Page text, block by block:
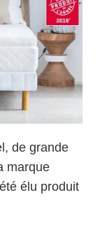
de grande
marque
élu produit